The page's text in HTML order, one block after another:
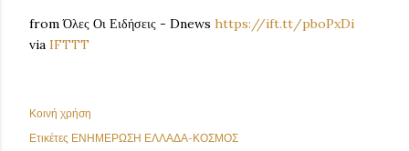
from Όλες Οι Ειδήσεις - Dnews https://ift.tt/pboPxDi
via IFTTT
Κοινή χρήση
Ετικέτες ΕΝΗΜΕΡΩΣΗ ΕΛΛΑΔΑ-ΚΟΣΜΟΣ